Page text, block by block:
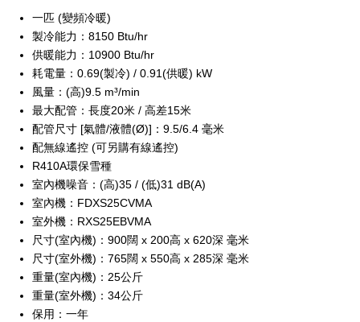
一匹 (變頻冷暖)
製冷能力：8150 Btu/hr
供暖能力：10900 Btu/hr
耗電量：0.69(製冷) / 0.91(供暖) kW
風量：(高)9.5 m³/min
最大配管：長度20米 / 高差15米
配管尺寸 [氣體/液體(Ø)]：9.5/6.4 毫米
配無線遙控 (可另購有線遙控)
R410A環保雪種
室內機噪音：(高)35 / (低)31 dB(A)
室內機：FDXS25CVMA
室外機：RXS25EBVMA
尺寸(室內機)：900闊 x 200高 x 620深 毫米
尺寸(室外機)：765闊 x 550高 x 285深 毫米
重量(室內機)：25公斤
重量(室外機)：34公斤
保用：一年